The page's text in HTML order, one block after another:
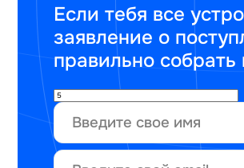
Если тебя все
заявление о
правильно